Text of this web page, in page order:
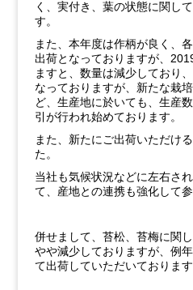
く、実付き、葉の状態に関し
す。
また、本年度は作柄が良く、
出荷となっておりますが、
ますと、数量は減少しており
なっておりますが、新たな栽
ど、生産地に於いても、生産
引が行われ始めております。
また、新たにご出荷いただけ
た。
当社も気候状況などに左右さ
て、産地との連携も強化して参
併せまして、苔松、苔梅に関
やや減少しておりますが、例
て出荷していただいております